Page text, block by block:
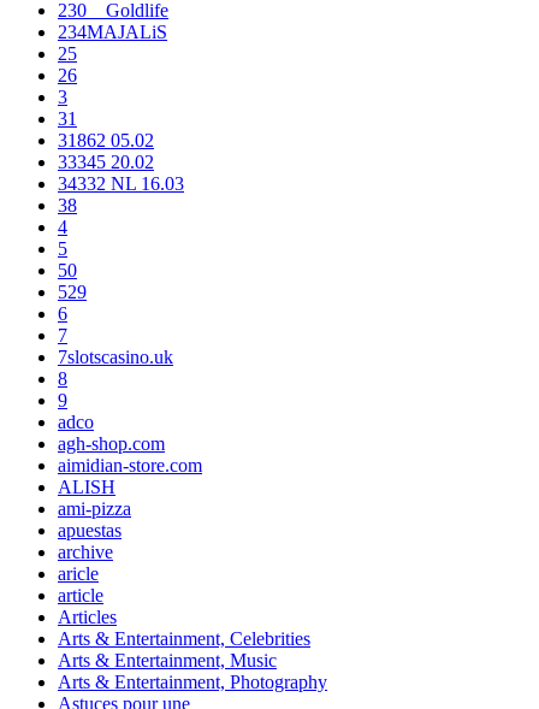
230__Goldlife
234MAJALiS
25
26
3
31
31862 05.02
33345 20.02
34332 NL 16.03
38
4
5
50
529
6
7
7slotscasino.uk
8
9
adco
agh-shop.com
aimidian-store.com
ALISH
ami-pizza
apuestas
archive
aricle
article
Articles
Arts & Entertainment, Celebrities
Arts & Entertainment, Music
Arts & Entertainment, Photography
Astuces pour une